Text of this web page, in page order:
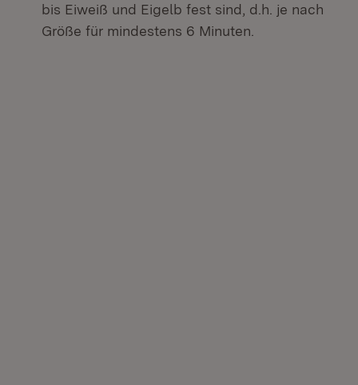
bis Eiweiß und Eigelb fest sind, d.h. je nach
Größe für mindestens 6 Minuten.